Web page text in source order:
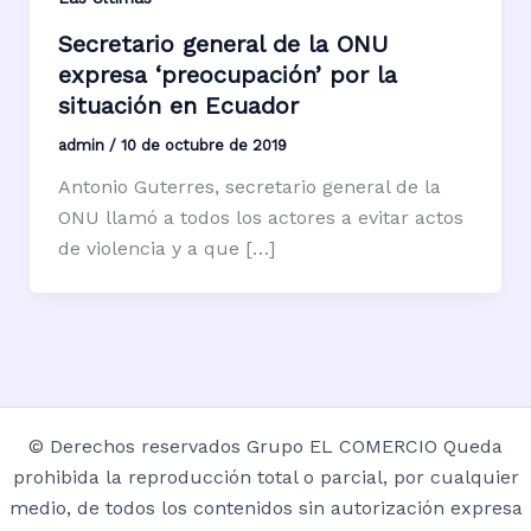
Secretario general de la ONU
expresa ‘preocupación’ por la
situación en Ecuador
admin / 10 de octubre de 2019
Antonio Guterres, secretario general de la
ONU llamó a todos los actores a evitar actos
de violencia y a que […]
© Derechos reservados Grupo EL COMERCIO Queda
prohibida la reproducción total o parcial, por cualquier
medio, de todos los contenidos sin autorización expresa